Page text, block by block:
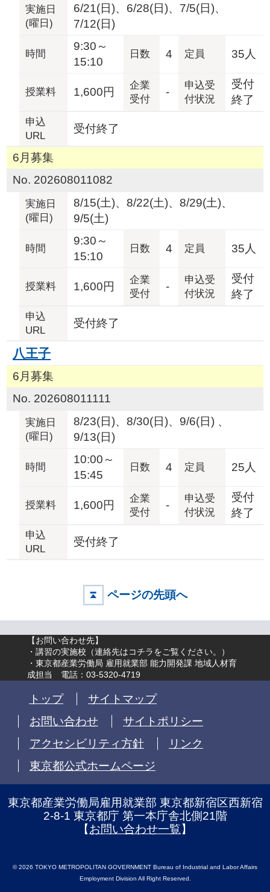
実施日
(曜日)
6/21(日)、6/28(日)、7/5(日)、
7/12(日)
時間
9:30～
15:10
日数 4 定員 35人
授業料 1,600円
企業
受付
-
申込受
付状況
受付
終了
申込
URL
受付終了
6月募集
No. 202608011082
実施日
(曜日)
8/15(土)、8/22(土)、8/29(土)、
9/5(土)
時間
9:30～
15:10
日数 4 定員 35人
授業料 1,600円
企業
受付
-
申込受
付状況
受付
終了
申込
URL
受付終了
八王子
6月募集
No. 202608011111
実施日
(曜日)
8/23(日)、8/30(日)、9/6(日) 、
9/13(日)
時間
10:00～
15:45
日数 4 定員 25人
授業料 1,600円
企業
受付
-
申込受
付状況
受付
終了
申込
URL
受付終了
ページの先頭へ
【お問い合わせ先】
・講習の実施校（連絡先はコチラをご覧ください。
）
・東京都産業労働局 雇用就業部 能力開発課 地域人材育
成担当 電話：03-5320-4719
トップ
サイトマップ
お問い合わせ
サイトポリシー
アクセシビリティ方針
リンク
東京都公式ホームページ
東京都産業労働局雇用就業部 東京都新宿区西新宿
2-8-1 東京都庁 第一本庁舎北側21階
【お問い合わせ一覧】
© 2026 TOKYO METROPOLITAN GOVERNMENT Bureau of Industrial and Labor Affairs
Employment Division All Right Reserved.